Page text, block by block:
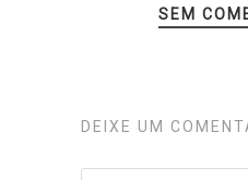
SEM
DEIXE UM